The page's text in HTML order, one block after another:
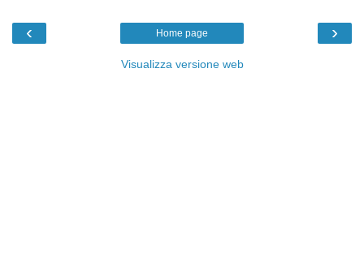
‹ ›
Home page
Visualizza versione web